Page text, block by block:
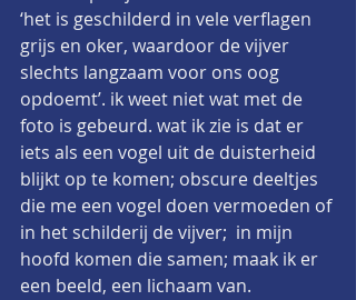
‘het is geschilderd in vele verflagen
grijs en oker, waardoor de vijver
slechts langzaam voor ons oog
opdoemt’. ik weet niet wat met de
foto is gebeurd. wat ik zie is dat er
iets als een vogel uit de duisterheid
blijkt op te komen; obscure deeltjes
die me een vogel doen vermoeden of
in het schilderij de vijver;  in mijn
hoofd komen die samen; maak ik er
een beeld, een lichaam van.